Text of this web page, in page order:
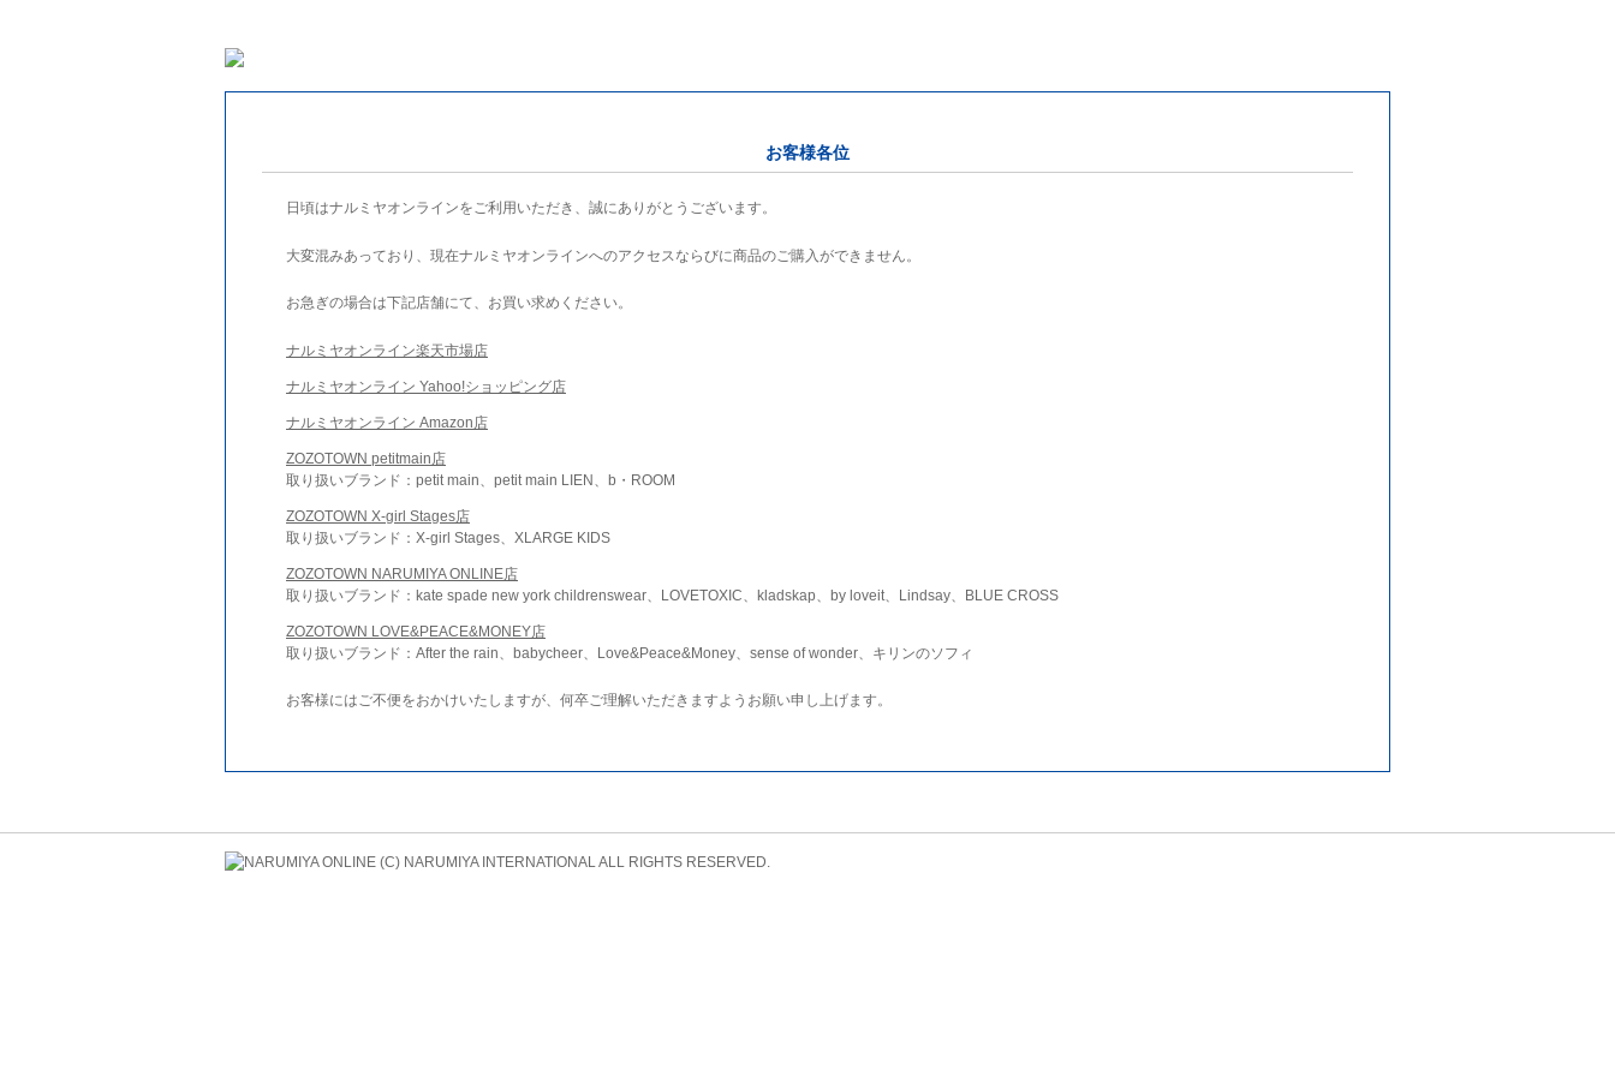
お客様各位
日頃はナルミヤオンラインをご利用いただき、誠にありがとうございます。
大変混みあっており、現在ナルミヤオンラインへのアクセスならびに商品のご購入ができません。
お急ぎの場合は下記店舗にて、お買い求めください。
ナルミヤオンライン楽天市場店
ナルミヤオンライン Yahoo!ショッピング店
ナルミヤオンライン Amazon店
ZOZOTOWN petitmain店
取り扱いブランド：petit main、petit main LIEN、b・ROOM
ZOZOTOWN X-girl Stages店
取り扱いブランド：X-girl Stages、XLARGE KIDS
ZOZOTOWN NARUMIYA ONLINE店
取り扱いブランド：kate spade new york childrenswear、LOVETOXIC、kladskap、by loveit、Lindsay、BLUE CROSS
ZOZOTOWN LOVE&PEACE&MONEY店
取り扱いブランド：After the rain、babycheer、Love&Peace&Money、sense of wonder、キリンのソフィ
お客様にはご不便をおかけいたしますが、何卒ご理解いただきますようお願い申し上げます。